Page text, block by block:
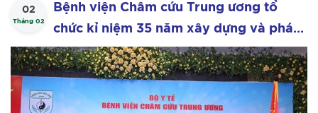
02
Tháng 02
Bệnh viện Châm cứu Trung ương tổ
chức kỉ niệm 35 năm xây dựng và phát
triển